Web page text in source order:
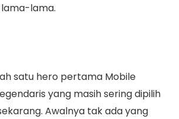
lama.
satu hero pertama Mobile
yang masih sering dipilih
Awalnya tak ada yang